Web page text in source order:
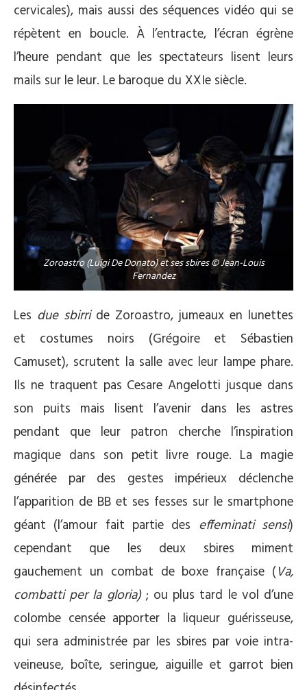
cervicales), mais aussi des séquences vidéo qui se
répètent en boucle. À l’entracte, l’écran égrène
l’heure pendant que les spectateurs lisent leurs
mails sur le leur. Le baroque du XXIe siècle.
Zoroastro (Luigi De Donato) et ses sbires © Jean-Louis
Fernandez
Les due sbirride Zoroastro, jumeaux en lunettes
et costumes noirs (Grégoire et Sébastien
Camuset), scrutent la salle avec leur lampe phare.
Ils ne traquent pas Cesare Angelotti jusque dans
son puits mais lisent l’avenir dans les astres
pendant que leur patron cherche l’inspiration
magique dans son petit livre rouge. La magie
générée par des gestes impérieux déclenche
l’apparition de BB et ses fesses sur le smartphone
géant (l’amour fait partie des effeminati sensi)
cependant que les deux sbires miment
gauchement un combat de boxe française (Va,
combatti per la gloria); ou plus tard le vol d’une
colombe censée apporter la liqueur guérisseuse,
qui sera administrée par les sbires par voie intra-
veineuse, boîte, seringue, aiguille et garrot bien